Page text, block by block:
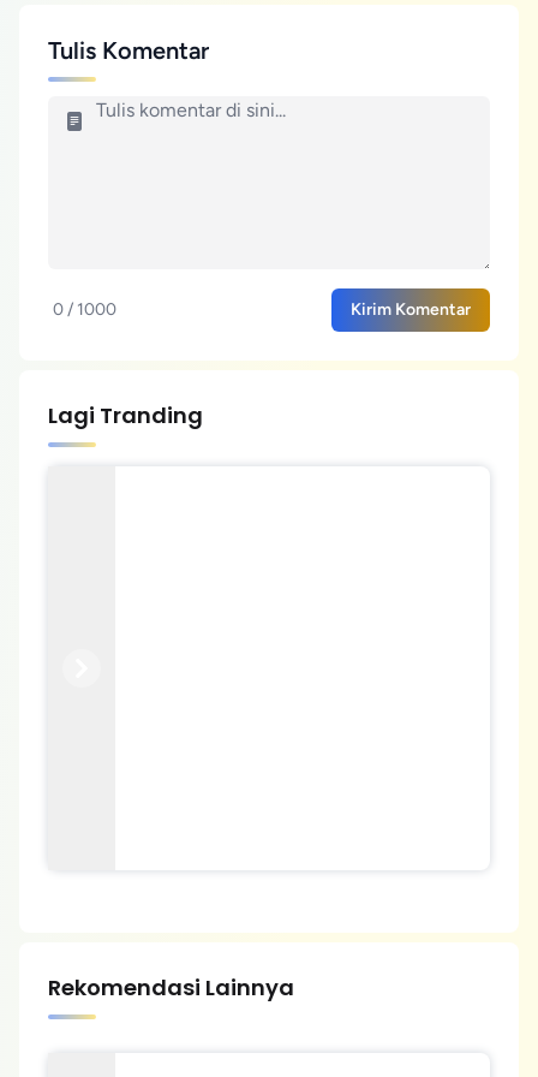
Tulis Komentar
0 / 1000 Kirim Komentar
Lagi Tranding
Rekomendasi Lainnya